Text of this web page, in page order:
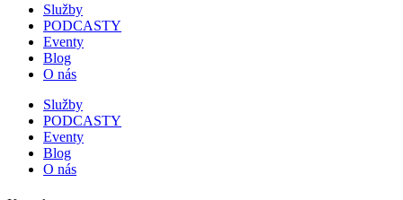
Služby
PODCASTY
Eventy
Blog
O nás
Služby
PODCASTY
Eventy
Blog
O nás